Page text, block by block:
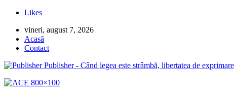
Likes
vineri, august 7, 2026
Acasă
Contact
Publisher - Când legea este strâmbă, libertatea de